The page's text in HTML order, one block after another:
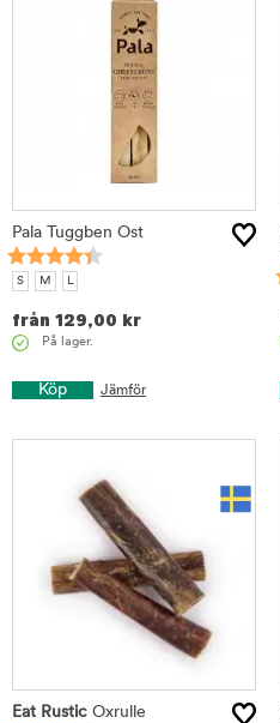
Pala Tuggben Ost
S M L
från 129,00 kr
På lager.
Köp Jämför
Eat Rustic Oxrulle